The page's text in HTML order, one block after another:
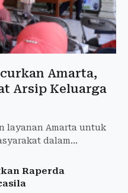
Amarta,
Arsip Keluarga
layanan Amarta untuk
dalam
Raperda